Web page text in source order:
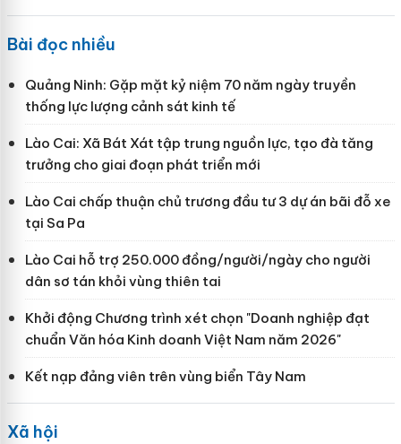
Bài đọc nhiều
Quảng Ninh: Gặp mặt kỷ niệm 70 năm ngày truyền
thống lực lượng cảnh sát kinh tế
Lào Cai: Xã Bát Xát tập trung nguồn lực, tạo đà tăng
trưởng cho giai đoạn phát triển mới
Lào Cai chấp thuận chủ trương đầu tư 3 dự án bãi đỗ xe
tại Sa Pa
Lào Cai hỗ trợ 250.000 đồng/người/ngày cho người
dân sơ tán khỏi vùng thiên tai
Khởi động Chương trình xét chọn "Doanh nghiệp đạt
chuẩn Văn hóa Kinh doanh Việt Nam năm 2026"
Kết nạp đảng viên trên vùng biển Tây Nam
Xã hội